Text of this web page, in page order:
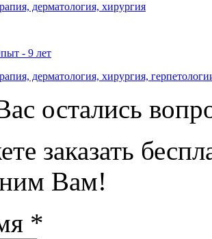
дерматология, хирургия
- 9 лет
дерматология, хирургия,
остались
заказать
Вам!
*